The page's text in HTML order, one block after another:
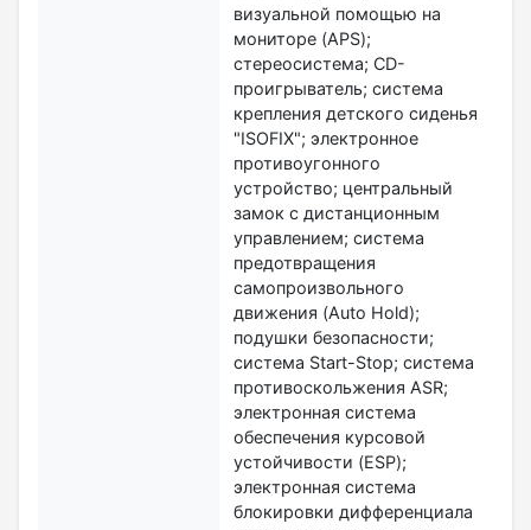
визуальной помощью на
мониторе (APS);
стереосистема; CD-
проигрыватель; система
крепления детского сиденья
"ISOFIX"; электронное
противоугонного
устройство; центральный
замок с дистанционным
управлением; система
предотвращения
самопроизвольного
движения (Auto Hold);
подушки безопасности;
система Start-Stop; система
противоскольжения ASR;
электронная система
обеспечения курсовой
устойчивости (ESP);
электронная система
блокировки дифференциала